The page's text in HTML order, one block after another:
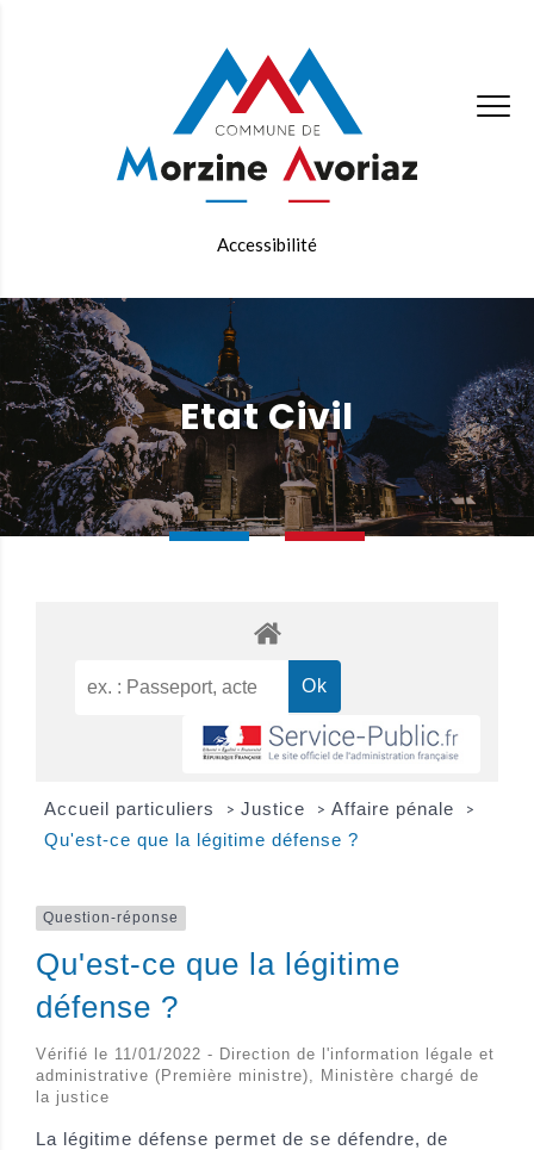
Accessibilité
Etat Civil
Accueil particuliers > Justice > Affaire pénale >
Qu'est-ce que la légitime défense ?
Question-réponse
Qu'est-ce que la légitime
défense ?
Vérifié le 11/01/2022 - Direction de l'information légale et
administrative (Première ministre), Ministère chargé de
la justice
La légitime défense permet de se défendre, de